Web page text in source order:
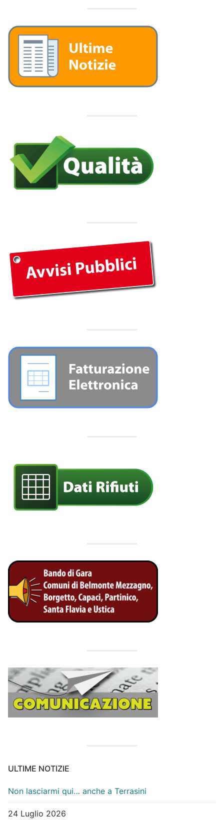
ULTIME NOTIZIE
Non lasciarmi qui… anche a Terrasini
24 Luglio 2026